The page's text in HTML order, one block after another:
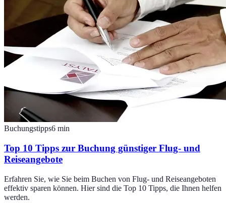
Buchungstipps6 min
Top 10 Tipps zur Buchung günstiger Flug- und
Reiseangebote
Erfahren Sie, wie Sie beim Buchen von Flug- und Reiseangeboten
effektiv sparen können. Hier sind die Top 10 Tipps, die Ihnen helfen
werden.